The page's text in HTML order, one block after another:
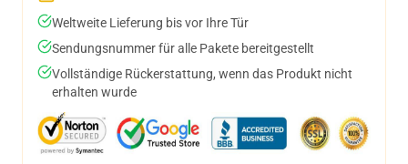
Weltweite Lieferung bis vor Ihre Tür
Sendungsnummer für alle Pakete bereitgestellt
Vollständige Rückerstattung, wenn das Produkt nicht
erhalten wurde